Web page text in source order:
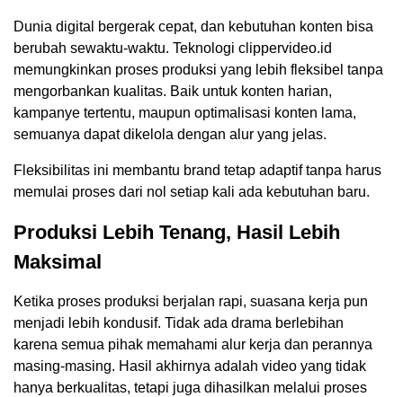
Dunia digital bergerak cepat, dan kebutuhan konten bisa
berubah sewaktu-waktu. Teknologi clippervideo.id
memungkinkan proses produksi yang lebih fleksibel tanpa
mengorbankan kualitas. Baik untuk konten harian,
kampanye tertentu, maupun optimalisasi konten lama,
semuanya dapat dikelola dengan alur yang jelas.
Fleksibilitas ini membantu brand tetap adaptif tanpa harus
memulai proses dari nol setiap kali ada kebutuhan baru.
Produksi Lebih Tenang, Hasil Lebih
Maksimal
Ketika proses produksi berjalan rapi, suasana kerja pun
menjadi lebih kondusif. Tidak ada drama berlebihan
karena semua pihak memahami alur kerja dan perannya
masing-masing. Hasil akhirnya adalah video yang tidak
hanya berkualitas, tetapi juga dihasilkan melalui proses